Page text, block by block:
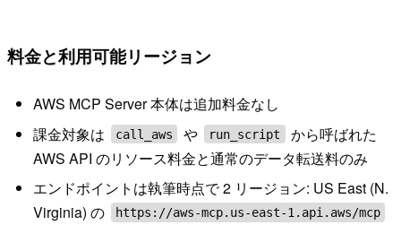
料金と利用可能リージョン
AWS MCP Server 本体は追加料金なし
課金対象は
call_aws や run_script
から呼ばれた
AWS API のリソース料金と通常のデータ転送料のみ
エンドポイントは執筆時点で 2 リージョン: US East (N.
Virginia) の
https://aws-mcp.us-east-1.api.aws/mcp